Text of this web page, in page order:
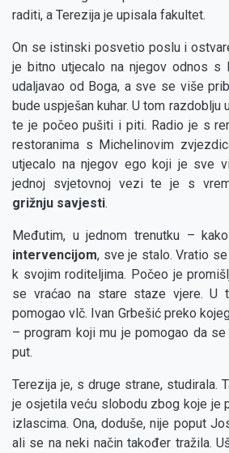
raditi, a Terezija je upisala fakultet.
On se istinski posvetio poslu i
je bitno utjecalo na njegov odnos s
udaljavao od Boga, a sve se više
bude uspješan kuhar. U tom razdoblju
te je počeo pušiti i piti. Radio je s
restoranima s Michelinovim
utjecalo na njegov ego koji je sve
jednoj svjetovnoj vezi te je s
grižnju savjesti.
Međutim, u jednom trenutku –
intervencijom, sve je stalo. Vratio
k svojim roditeljima. Počeo je
se vraćao na stare staze vjere. U
pomogao vlč. Ivan Grbešić preko
– program koji mu je pomogao da
put.
Terezija je, s druge strane, studirala.
je osjetila veću slobodu zbog koje je
izlascima. Ona, doduše, nije poput
ali se na neki način također tražila.